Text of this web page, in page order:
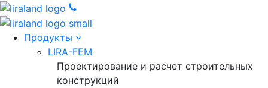
Продукты
LIRA-FEM
Проектирование и расчет строительных
конструкций